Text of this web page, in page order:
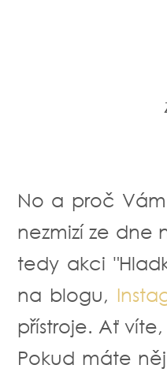
No a proč
nezmizí ze dne
tedy akci
na blogu,
přístroje. Ať
Pokud máte